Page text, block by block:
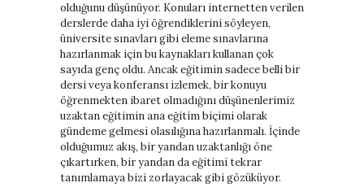
olduğunu düşünüyor. Konuları internetten verilen
derslerde daha iyi öğrendiklerini söyleyen,
üniversite sınavları gibi eleme sınavlarına
hazırlanmak için bu kaynakları kullanan çok
sayıda genç oldu. Ancak eğitimin sadece belli bir
dersi veya konferansı izlemek, bir konuyu
öğrenmekten ibaret olmadığını düşünenlerimiz
uzaktan eğitimin ana eğitim biçimi olarak
gündeme gelmesi olasılığına hazırlanmalı. İçinde
olduğumuz akış, bir yandan uzaktanlığı öne
çıkartırken, bir yandan da eğitimi tekrar
tanımlamaya bizi zorlayacak gibi gözüküyor.